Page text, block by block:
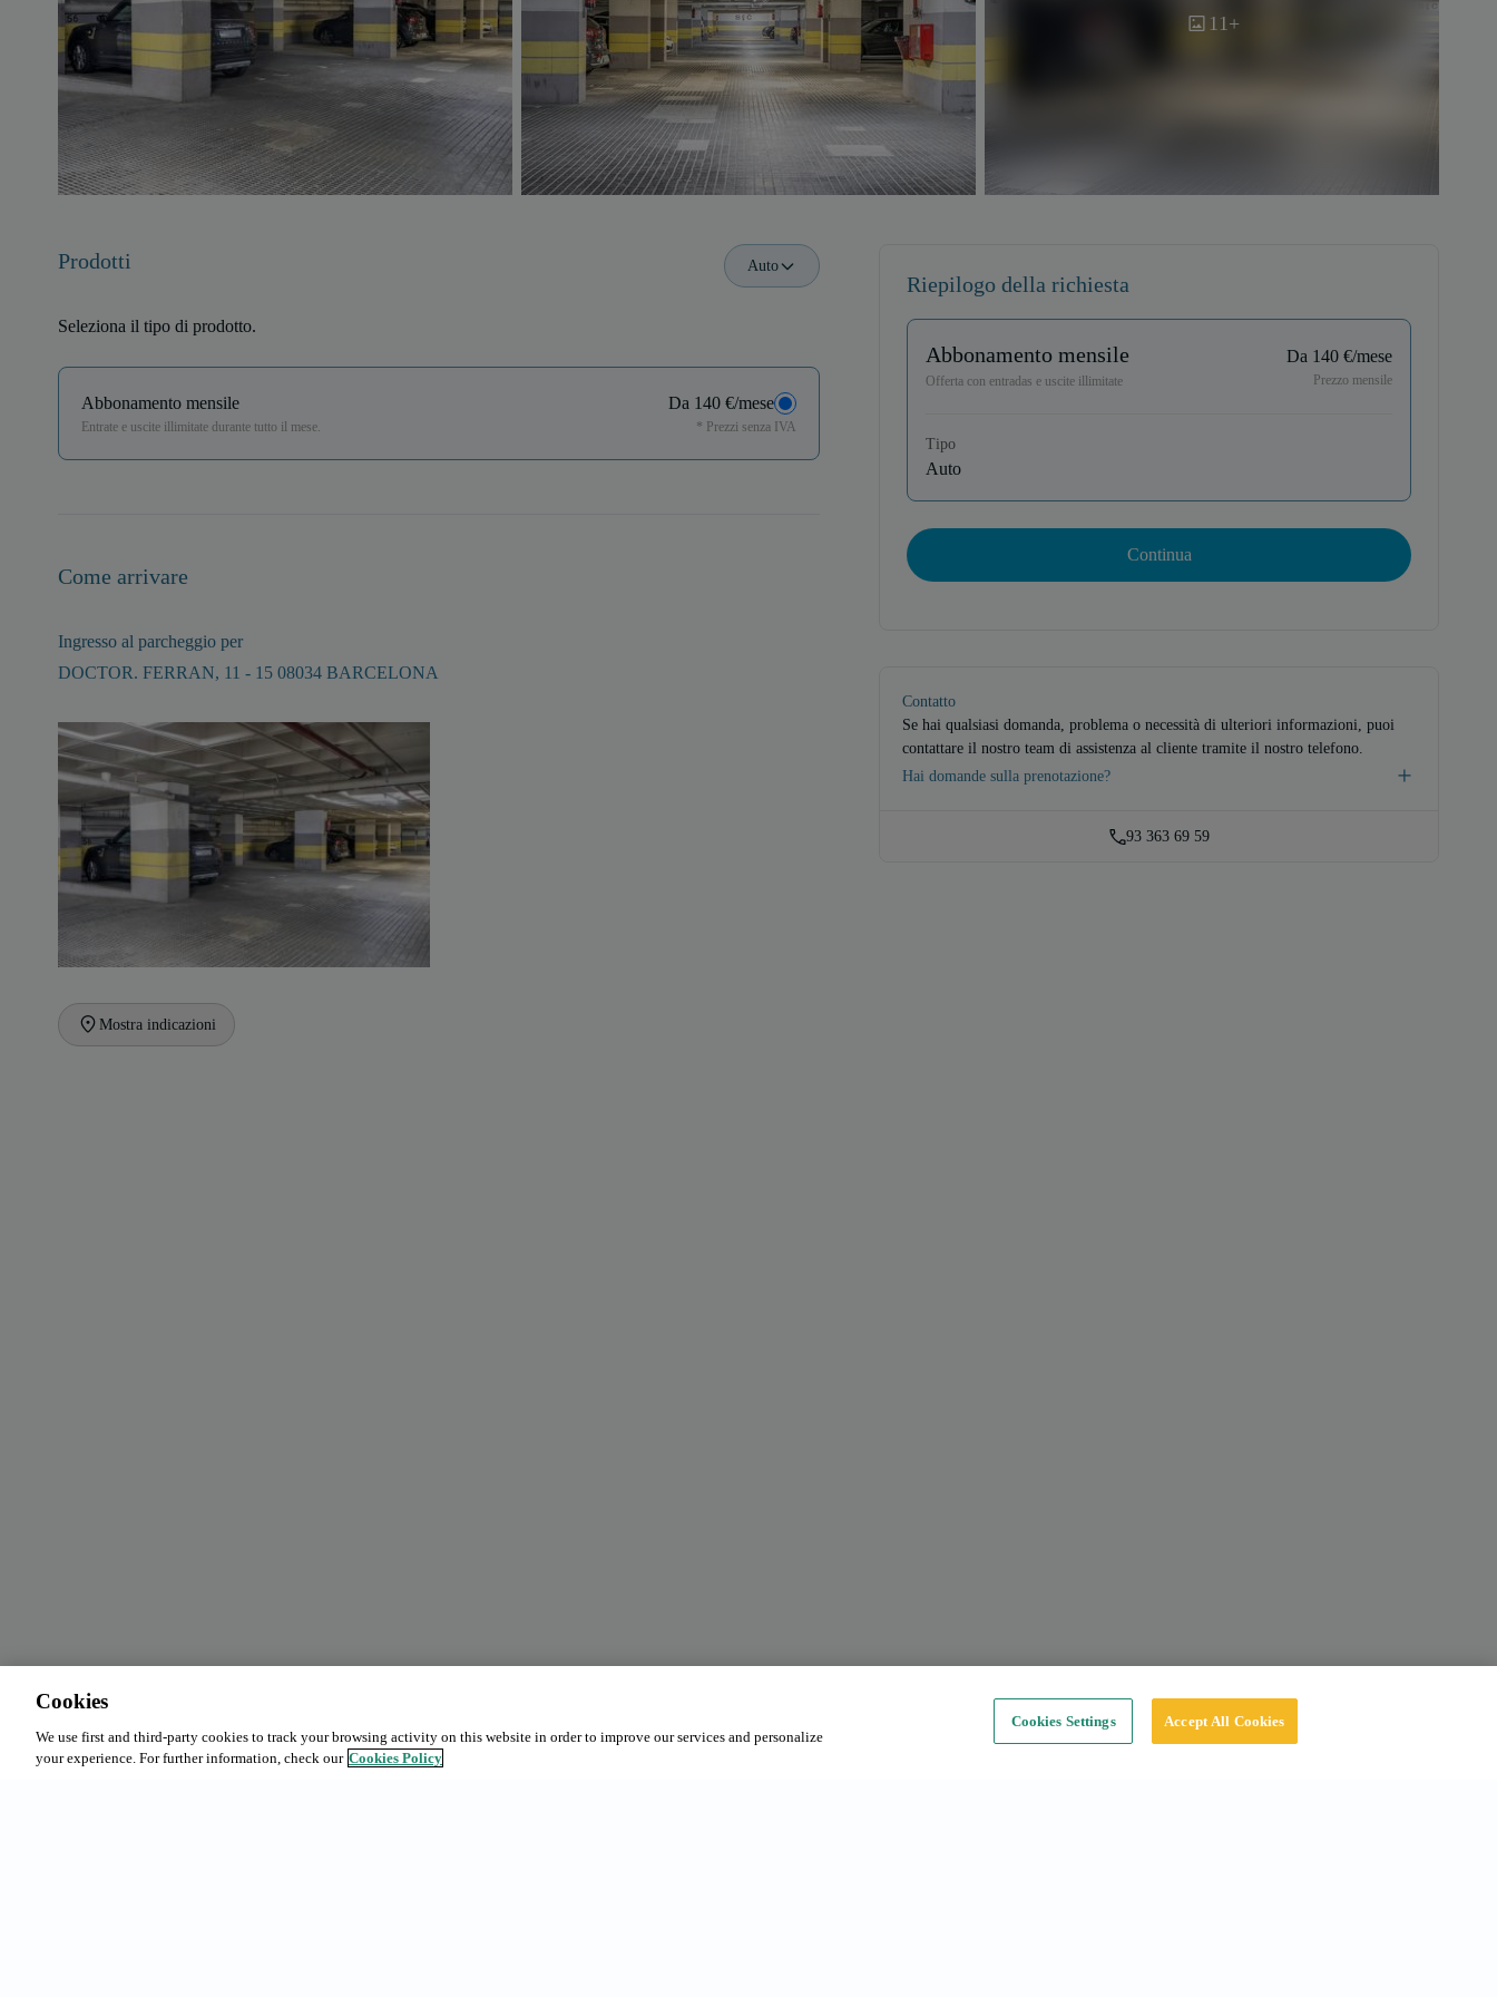
11+
Prodotti
Seleziona il tipo di prodotto.
Auto
Abbonamento mensile
Entrate e uscite illimitate durante tutto il mese.
Da 140 €/mese
* Prezzi senza IVA
Come arrivare
Ingresso al parcheggio per
DOCTOR. FERRAN, 11 - 15 08034 BARCELONA
Mostra indicazioni
Riepilogo della richiesta
Abbonamento mensile
Offerta con entradas e uscite illimitate
Da 140 €/mese
Prezzo mensile
Tipo
Auto
Continua
Contatto
Se hai qualsiasi domanda, problema o necessità di ulteriori informazioni, puoi
contattare il nostro team di assistenza al cliente tramite il nostro telefono.
Hai domande sulla prenotazione?
93 363 69 59
Cookies
We use first and third-party cookies to track your browsing activity on this website in order to improve our services and personalize
your experience. For further information, check our Cookies Policy
Cookies Settings Accept All Cookies